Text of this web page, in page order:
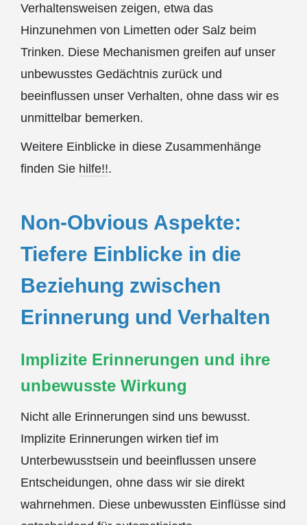
Verhaltensweisen zeigen, etwa das
Hinzunehmen von Limetten oder Salz beim
Trinken. Diese Mechanismen greifen auf unser
unbewusstes Gedächtnis zurück und
beeinflussen unser Verhalten, ohne dass wir es
unmittelbar bemerken.
Weitere Einblicke in diese Zusammenhänge
finden Sie hilfe!!.
Non-Obvious Aspekte:
Tiefere Einblicke in die
Beziehung zwischen
Erinnerung und Verhalten
Implizite Erinnerungen und ihre
unbewusste Wirkung
Nicht alle Erinnerungen sind uns bewusst.
Implizite Erinnerungen wirken tief im
Unterbewusstsein und beeinflussen unsere
Entscheidungen, ohne dass wir sie direkt
wahrnehmen. Diese unbewussten Einflüsse sind